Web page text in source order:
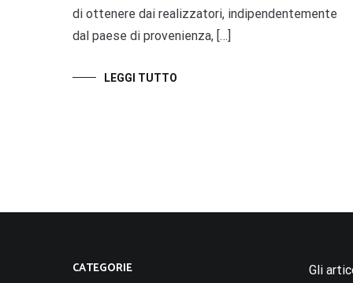
di ottenere dai realizzatori, indipendentemente
dal paese di provenienza, […]
LEGGI TUTTO
CATEGORIE
Gli